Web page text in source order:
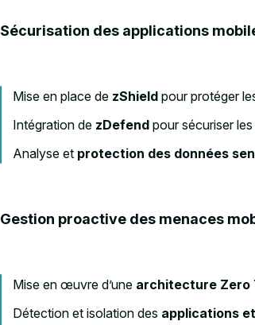
Sécurisation des applications
Mise en place de zShield pour protéger
Intégration de zDefend pour sécuriser
Analyse et protection des données
Gestion proactive des menaces
Mise en œuvre d’une architecture Zero
Détection et isolation des applications